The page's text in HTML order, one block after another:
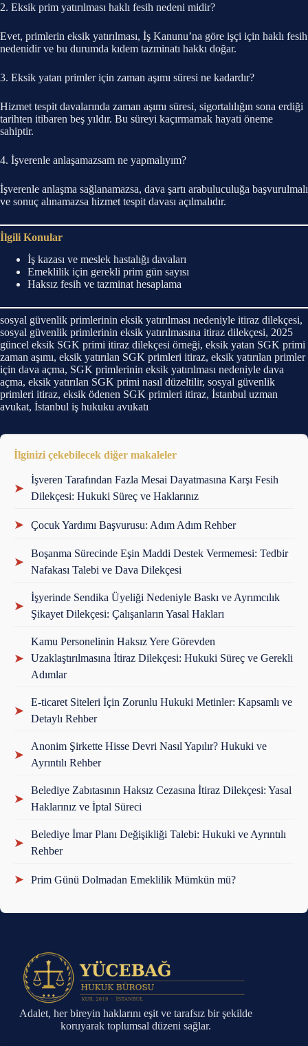
2. Eksik prim yatırılması haklı fesih nedeni midir?
Evet, primlerin eksik yatırılması, İş Kanunu’na göre işçi için haklı fesih
nedenidir ve bu durumda kıdem tazminatı hakkı doğar.
3. Eksik yatan primler için zaman aşımı süresi ne kadardır?
Hizmet tespit davalarında zaman aşımı süresi, sigortalılığın sona erdiği
tarihten itibaren beş yıldır. Bu süreyi kaçırmamak hayati öneme
sahiptir.
4. İşverenle anlaşamazsam ne yapmalıyım?
İşverenle anlaşma sağlanamazsa, dava şartı arabuluculuğa başvurulmalı
ve sonuç alınamazsa hizmet tespit davası açılmalıdır.
İlgili Konular
İş kazası ve meslek hastalığı davaları
Emeklilik için gerekli prim gün sayısı
Haksız fesih ve tazminat hesaplama
sosyal güvenlik primlerinin eksik yatırılması nedeniyle itiraz dilekçesi,
sosyal güvenlik primlerinin eksik yatırılmasına itiraz dilekçesi, 2025
güncel eksik SGK primi itiraz dilekçesi örneği, eksik yatan SGK primi
zaman aşımı, eksik yatırılan SGK primleri itiraz, eksik yatırılan primler
için dava açma, SGK primlerinin eksik yatırılması nedeniyle dava
açma, eksik yatırılan SGK primi nasıl düzeltilir, sosyal güvenlik
primleri itiraz, eksik ödenen SGK primleri itiraz, İstanbul uzman
avukat, İstanbul iş hukuku avukatı
İlginizi çekebilecek diğer makaleler
➤
İşveren Tarafından Fazla Mesai Dayatmasına Karşı Fesih
Dilekçesi: Hukuki Süreç ve Haklarınız
➤ Çocuk Yardımı Başvurusu: Adım Adım Rehber
➤
Boşanma Sürecinde Eşin Maddi Destek Vermemesi: Tedbir
Nafakası Talebi ve Dava Dilekçesi
➤
İşyerinde Sendika Üyeliği Nedeniyle Baskı ve Ayrımcılık
Şikayet Dilekçesi: Çalışanların Yasal Hakları
➤
Kamu Personelinin Haksız Yere Görevden
Uzaklaştırılmasına İtiraz Dilekçesi: Hukuki Süreç ve Gerekli
Adımlar
➤
E-ticaret Siteleri İçin Zorunlu Hukuki Metinler: Kapsamlı ve
Detaylı Rehber
➤
Anonim Şirkette Hisse Devri Nasıl Yapılır? Hukuki ve
Ayrıntılı Rehber
➤
Belediye Zabıtasının Haksız Cezasına İtiraz Dilekçesi: Yasal
Haklarınız ve İptal Süreci
➤
Belediye İmar Planı Değişikliği Talebi: Hukuki ve Ayrıntılı
Rehber
➤ Prim Günü Dolmadan Emeklilik Mümkün mü?
Adalet, her bireyin haklarını eşit ve tarafsız bir şekilde
koruyarak toplumsal düzeni sağlar.